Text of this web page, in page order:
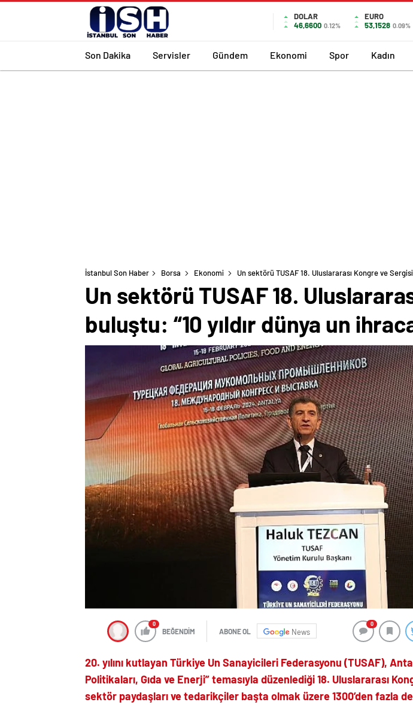
DOLAR
46,6600 0.12%
EURO
53,1528 0.09%
Son Dakika Servisler Gündem Ekonomi Spor Kadın
İstanbul Son Haber Borsa Ekonomi Un sektörü TUSAF 18. Uluslararası Kongre ve
Un sektörü TUSAF 18.
buluştu: “10 yıldır dünya un
0
BEĞENDİM ABONE OL News
0
20. yılını kutlayan Türkiye Un Sanayicileri Federasyonu (TUSAF),
Politikaları, Gıda ve Enerji” temasıyla düzenlediği 18. Uluslararası
sektör paydaşları ve tedarikçiler başta olmak üzere 1300’den fazla